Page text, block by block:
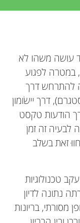
עושה משהו לא
במטרה לפגוע
להתרחש דרך
דרך יישׂומון
הודעות טקסט
לבעיה זה זמן
זאת בשלב
טכנולוגיות
נתונה לדיון
בריונות